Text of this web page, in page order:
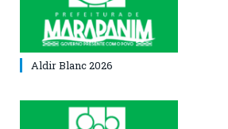
Aldir Blanc 2026